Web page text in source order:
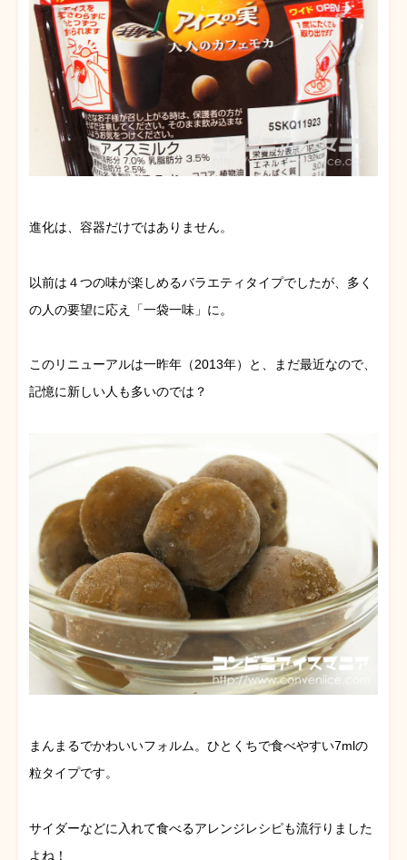
進化は、容器だけではありません。
以前は４つの味が楽しめるバラエティタイプでしたが、多く
の人の要望に応え「一袋一味」に。
このリニューアルは一昨年（2013年）と、まだ最近なので、
記憶に新しい人も多いのでは？
まんまるでかわいいフォルム。ひとくちで食べやすい7mlの
粒タイプです。
サイダーなどに入れて食べるアレンジレシピも流行りました
よね！